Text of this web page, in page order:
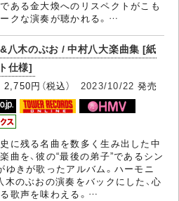
ある金大煥へのリスペクトがこも
クな演奏が聴かれる。…
八木のぶお / 中村八大楽曲集 [紙
仕様]
円（税込） 2023/10/22 発売
に残る名曲を数多く生み出した中
曲を、彼の“最後の弟子”であるシン
ゆきが歌ったアルバム。ハーモニ
木のぶおの演奏をバックにした、心
歌声を味わえる。…